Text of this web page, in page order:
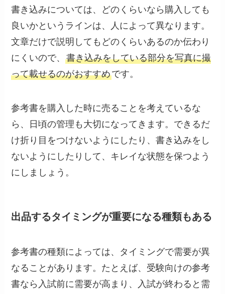
書き込みについては、どのくらいなら購入しても
良いかというラインは、人によって異なります。
文章だけで説明してもどのくらいあるのか伝わり
にくいので、書き込みをしている部分を写真に撮
って載せるのがおすすめです。
参考書を購入した時に売ることを考えているな
ら、日頃の管理も大切になってきます。できるだ
け折り目をつけないようにしたり、書き込みをし
ないようにしたりして、キレイな状態を保つよう
にしましょう。
出品するタイミングが重要になる種類もある
参考書の種類によっては、タイミングで需要が異
なることがあります。たとえば、受験向けの参考
書なら入試前に需要が高まり、入試が終わると需